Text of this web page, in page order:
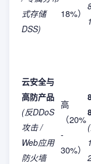
式存储
DSS)
18%）
云安全与
高防产品
(反DDoS
攻击 /
Web应用
防火墙
高
（20%
-
30%）